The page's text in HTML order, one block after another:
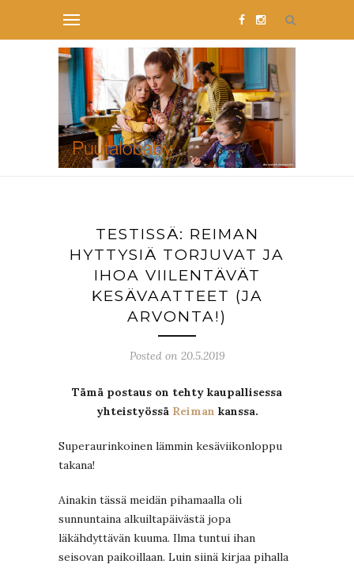
TESTISSÄ: REIMAN
HYTTYSIÄ TORJUVAT JA
IHOA VIILENTÄVÄT
KESÄVAATTEET (JA
ARVONTA!)
Posted on 20.5.2019
Tämä postaus on tehty kaupallisessa
yhteistyössä Reiman kanssa.
Superaurinkoinen lämmin kesäviikonloppu
takana!
Ainakin tässä meidän pihamaalla oli
sunnuntaina alkuiltapäivästä jopa
läkähdyttävän kuuma. Ilma tuntui ihan
seisovan paikoillaan. Luin siinä kirjaa pihalla